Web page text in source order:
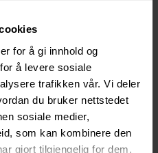
for å gi innhold og
å levere sosiale
trafikken vår. Vi deler
du bruker nettstedet
sosiale medier,
som kan kombinere den
gjort tilgjengelig for dem,